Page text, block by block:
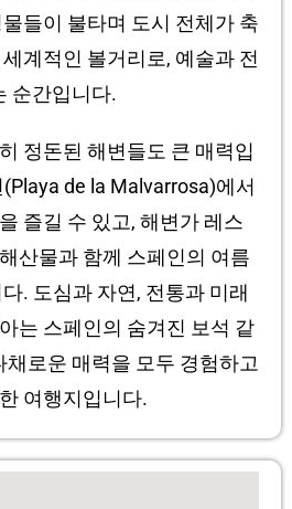
들이 불타며 도시 전체가 축
계적인 볼거리로, 예술과 전
순간입니다.
정돈된 해변들도 큰 매력입
de la Malvarrosa)에서
즐길 수 있고, 해변가 레스
산물과 함께 스페인의 여름
. 도심과 자연, 전통과 미래
는 스페인의 숨겨진 보석 같
채로운 매력을 모두 경험하고
여행지입니다.